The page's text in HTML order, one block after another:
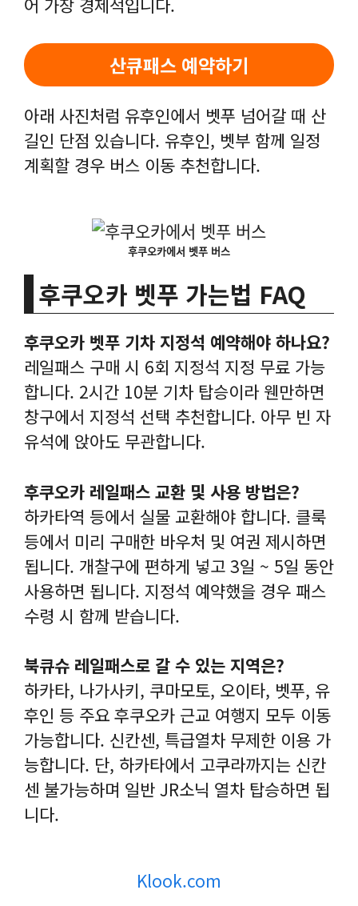
어 가장 경제적입니다.
산큐패스 예약하기
아래 사진처럼 유후인에서 벳푸 넘어갈 때 산
길인 단점 있습니다. 유후인, 벳부 함께 일정
계획할 경우 버스 이동 추천합니다.
후쿠오카에서 벳푸 버스
후쿠오카 벳푸 가는법 FAQ
후쿠오카 벳푸 기차 지정석 예약해야 하나요?
레일패스 구매 시 6회 지정석 지정 무료 가능
합니다. 2시간 10분 기차 탑승이라 웬만하면
창구에서 지정석 선택 추천합니다. 아무 빈 자
유석에 앉아도 무관합니다.
후쿠오카 레일패스 교환 및 사용 방법은?
하카타역 등에서 실물 교환해야 합니다. 클룩
등에서 미리 구매한 바우처 및 여권 제시하면
됩니다. 개찰구에 편하게 넣고 3일 ~ 5일 동안
사용하면 됩니다. 지정석 예약했을 경우 패스
수령 시 함께 받습니다.
북큐슈 레일패스로 갈 수 있는 지역은?
하카타, 나가사키, 쿠마모토, 오이타, 벳푸, 유
후인 등 주요 후쿠오카 근교 여행지 모두 이동
가능합니다. 신칸센, 특급열차 무제한 이용 가
능합니다. 단, 하카타에서 고쿠라까지는 신칸
센 불가능하며 일반 JR소닉 열차 탑승하면 됩
니다.
Klook.com